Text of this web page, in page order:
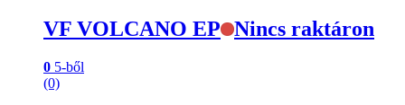
VF VOLCANO EP Nincs raktáron
0 5-ből
(0)